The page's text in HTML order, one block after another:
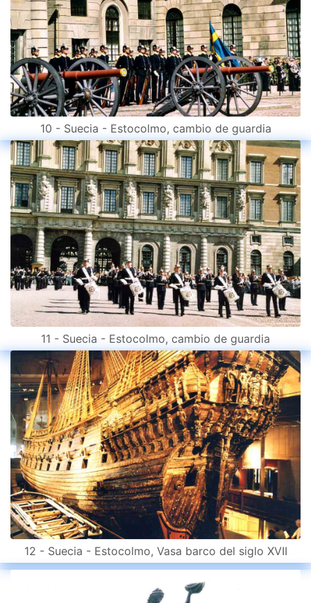
10 - Suecia - Estocolmo, cambio de guardia
11 - Suecia - Estocolmo, cambio de guardia
12 - Suecia - Estocolmo, Vasa barco del siglo XVII